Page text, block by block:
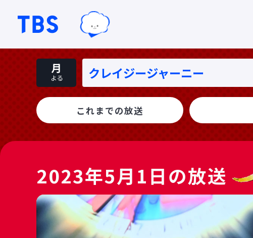
TBSテレビ｜ときめくときを。
月
よる クレイジージャーニー
これまでの放送
2023年5月1日の放送